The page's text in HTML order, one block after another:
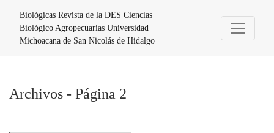
Biológicas Revista de la DES Ciencias
Biológico Agropecuarias Universidad
Michoacana de San Nicolás de Hidalgo
Archivos - Página 2